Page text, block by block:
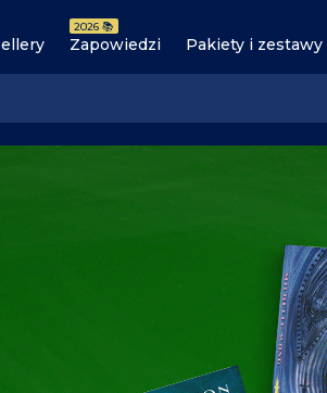
Zapowiedzi
2026 📚
Pakiety i zestawy
które musisz